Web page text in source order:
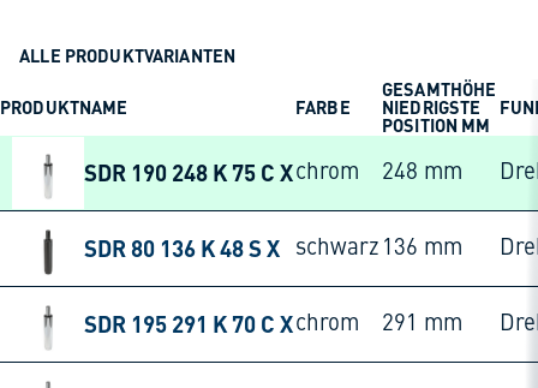
ALLE PRODUKTVARIANTEN
PRODUKTNAME FARBE
GESAMTHÖHE
NIEDRIGSTE
POSITION MM
SDR 190 248 K 75 C Xchrom 248 mm
SDR 80 136 K 48 S X schwarz 136 mm
SDR 195 291 K 70 C Xchrom 291 mm